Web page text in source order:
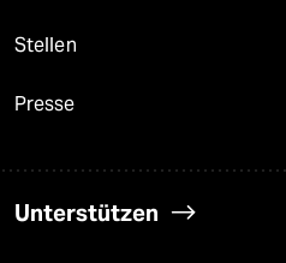
Stellen
Presse
Unterstützen